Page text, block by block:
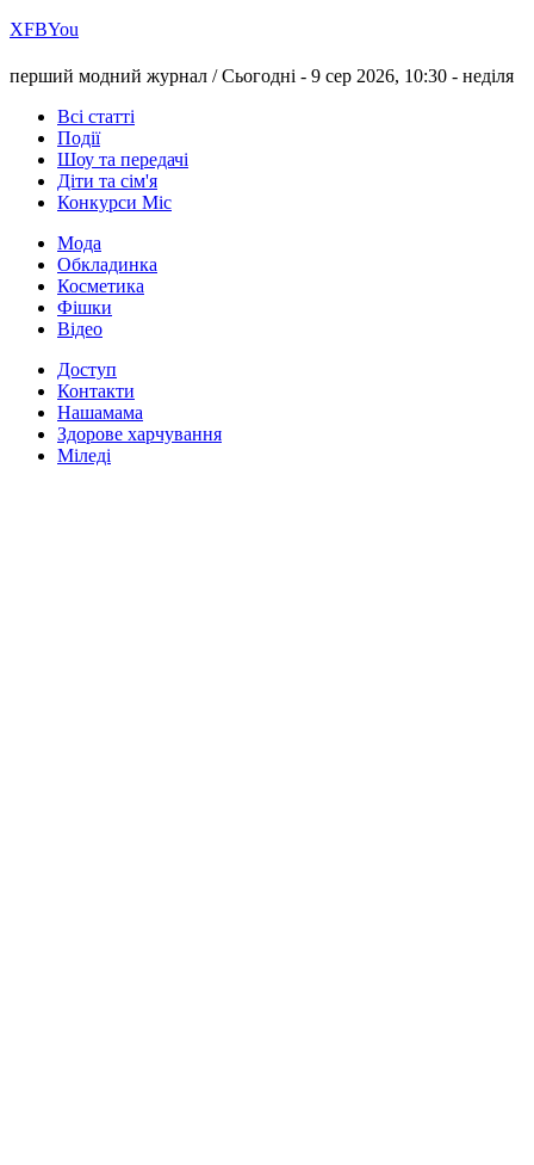
ХFBYou
перший модний журнал /Сьогодні - 9 сер 2026, 10:30 - неділя
Всі статті
Події
Шоу та передачі
Діти та сім'я
Конкурси Міс
Мода
Обкладинка
Косметика
Фішки
Відео
Доступ
Контакти
Нашамама
Здорове харчування
Міледі